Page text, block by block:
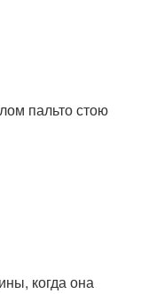
пальто стою
когда она